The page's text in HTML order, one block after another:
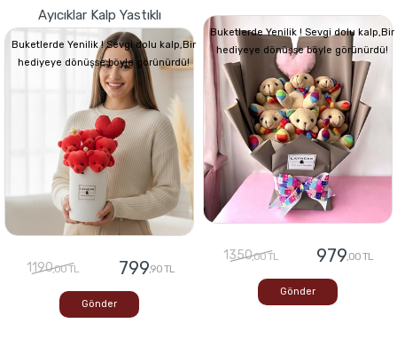
Ayıcıklar Kalp Yastıklı
Buketlerde Yenilik ! Sevgi dolu kalp,Bir
hediyeye dönüşse böyle görünürdü!
1190,00 TL 799,90 TL
Gönder
Buketlerde Yenilik ! Sevgi dolu kalp,Bir
hediyeye dönüşse böyle görünürdü!
1350,00 TL 979,00 TL
Gönder